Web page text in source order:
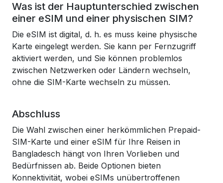
Was ist der Hauptunterschied zwischen
einer eSIM und einer physischen SIM?
Die eSIM ist digital, d. h. es muss keine physische
Karte eingelegt werden. Sie kann per Fernzugriff
aktiviert werden, und Sie können problemlos
zwischen Netzwerken oder Ländern wechseln,
ohne die SIM-Karte wechseln zu müssen.
Abschluss
Die Wahl zwischen einer herkömmlichen Prepaid-
SIM-Karte und einer eSIM für Ihre Reisen in
Bangladesch hängt von Ihren Vorlieben und
Bedürfnissen ab. Beide Optionen bieten
Konnektivität, wobei eSIMs unübertroffenen